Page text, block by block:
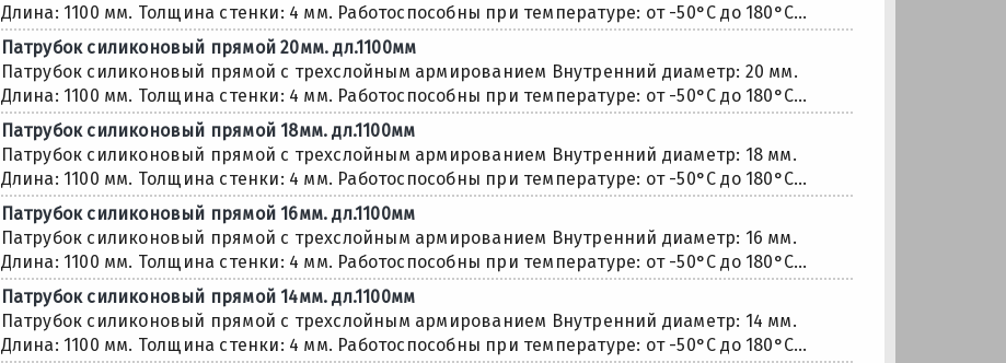
Длина: 1100 мм. Толщина стенки: 4 мм. Работоспособны при температуре: от -50°С до 180°С...
Патрубок силиконовый прямой 20мм. дл.1100мм
Патрубок силиконовый прямой с трехслойным армированием Внутренний диаметр: 20 мм.
Длина: 1100 мм. Толщина стенки: 4 мм. Работоспособны при температуре: от -50°С до 180°С...
Патрубок силиконовый прямой 18мм. дл.1100мм
Патрубок силиконовый прямой с трехслойным армированием Внутренний диаметр: 18 мм.
Длина: 1100 мм. Толщина стенки: 4 мм. Работоспособны при температуре: от -50°С до 180°С...
Патрубок силиконовый прямой 16мм. дл.1100мм
Патрубок силиконовый прямой с трехслойным армированием Внутренний диаметр: 16 мм.
Длина: 1100 мм. Толщина стенки: 4 мм. Работоспособны при температуре: от -50°С до 180°С...
Патрубок силиконовый прямой 14мм. дл.1100мм
Патрубок силиконовый прямой с трехслойным армированием Внутренний диаметр: 14 мм.
Длина: 1100 мм. Толщина стенки: 4 мм. Работоспособны при температуре: от -50°С до 180°С...